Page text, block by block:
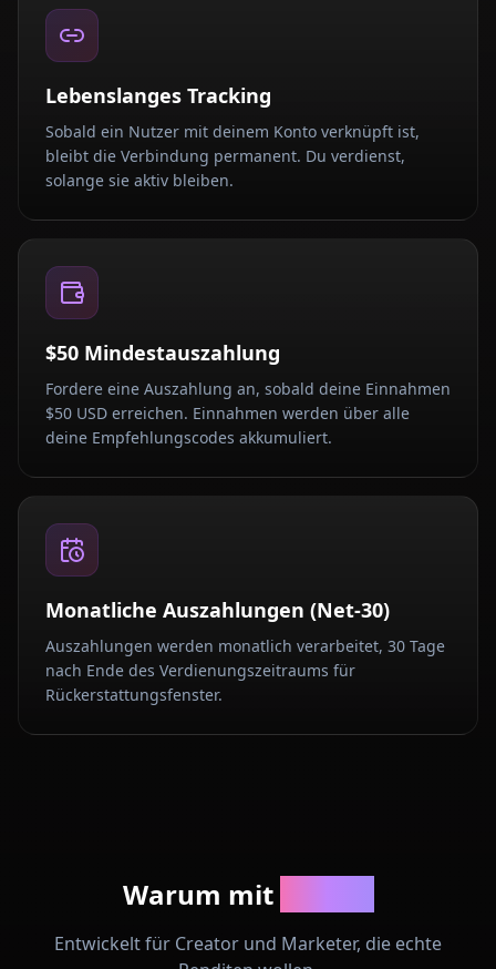
Lebenslanges Tracking
Sobald ein Nutzer mit deinem Konto verknüpft ist,
bleibt die Verbindung permanent. Du verdienst,
solange sie aktiv bleiben.
$50 Mindestauszahlung
Fordere eine Auszahlung an, sobald deine Einnahmen
$50 USD erreichen. Einnahmen werden über alle
deine Empfehlungscodes akkumuliert.
Monatliche Auszahlungen (Net-30)
Auszahlungen werden monatlich verarbeitet, 30 Tage
nach Ende des Verdienungszeitraums für
Rückerstattungsfenster.
Warum mit
Entwickelt für Creator und Marketer, die echte